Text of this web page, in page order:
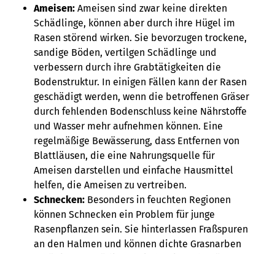
Ameisen: Ameisen sind zwar keine direkten
Schädlinge, können aber durch ihre Hügel im
Rasen störend wirken. Sie bevorzugen trockene,
sandige Böden, vertilgen Schädlinge und
verbessern durch ihre Grabtätigkeiten die
Bodenstruktur. In einigen Fällen kann der Rasen
geschädigt werden, wenn die betroffenen Gräser
durch fehlenden Bodenschluss keine Nährstoffe
und Wasser mehr aufnehmen können. Eine
regelmäßige Bewässerung, dass Entfernen von
Blattläusen, die eine Nahrungsquelle für
Ameisen darstellen und einfache Hausmittel
helfen, die Ameisen zu vertreiben.
Schnecken: Besonders in feuchten Regionen
können Schnecken ein Problem für junge
Rasenpflanzen sein. Sie hinterlassen Fraßspuren
an den Halmen und können dichte Grasnarben